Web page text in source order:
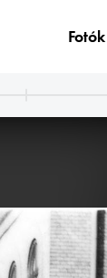
1900 előtt készült.
Fotók